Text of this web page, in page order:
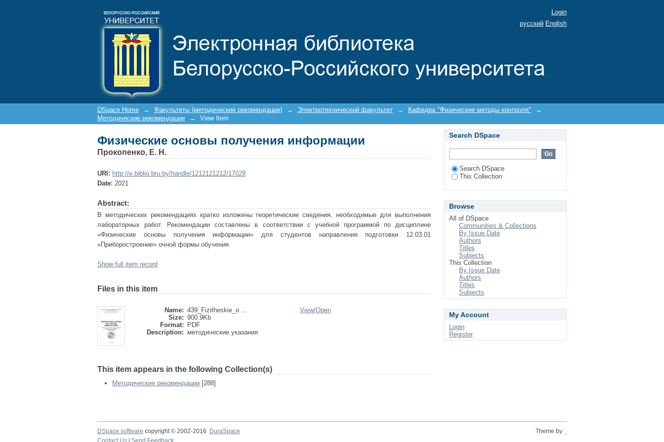
Login
русский English
DSpace Home → Факультеты (методические рекомендации) → Электротехнический факультет → Кафедра "Физические методы контроля"
→
Методические рекомендации
→ View Item
Физические основы получения информации
Прокопенко, Е. Н.
URI: http://e.biblio.bru.by/handle/1212121212/17029
Date: 2021
Abstract:
В методических рекомендациях кратко изложены теоретические сведения, необходимые для выполнения
лабораторных работ. Рекомендации составлены в соответствии с учебной программой по дисциплине
«Физические основы получения информации» для студентов направления подготовки 12.03.01
«Приборостроение» очной формы обучения
Show full item record
Files in this item
Name: 439_Fizitheskie_o ...
Size: 900.9Kb
Format:
PDF
Description: методические указания
View/Open
This item appears in the following Collection(s)
Методические рекомендации [288]
Search DSpace
Search DSpace
This Collection
Browse
All of DSpace
Communities & Collections
By Issue Date
Authors
Titles
Subjects
This Collection
By Issue Date
Authors
Titles
Subjects
My Account
Login
Register
DSpace software copyright © 2002-2016 DuraSpace
Theme by
Contact Us
Send Feedback